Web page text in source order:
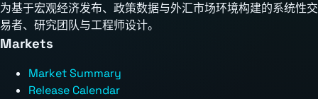
为基于宏观经济发布、政策数据与外汇市场环境构建的系统性交
易者、研究团队与工程师设计。
Markets
Market Summary
Release Calendar